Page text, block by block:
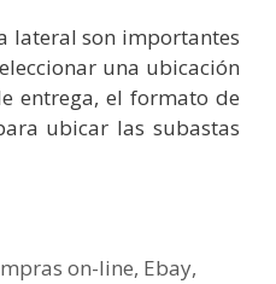
lateral son importantes
una ubicación
entrega, el formato de
ubicar las subastas
on-line, Ebay,